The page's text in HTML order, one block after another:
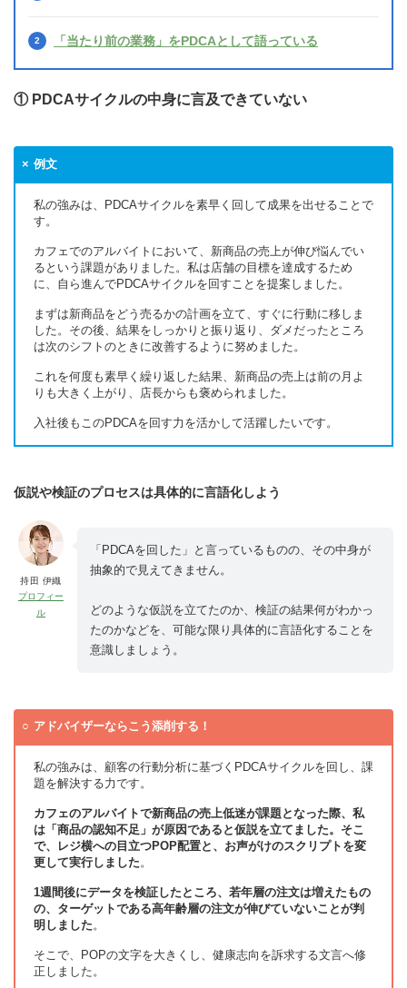
「当たり前の業務」をPDCAとして語っている
① PDCAサイクルの中身に言及できていない
例文
私の強みは、PDCAサイクルを素早く回して成果を出せることで
す。
カフェでのアルバイトにおいて、新商品の売上が伸び悩んでい
るという課題がありました。私は店舗の目標を達成するため
に、自ら進んでPDCAサイクルを回すことを提案しました。
まずは新商品をどう売るかの計画を立て、すぐに行動に移しま
した。その後、結果をしっかりと振り返り、ダメだったところ
は次のシフトのときに改善するように努めました。
これを何度も素早く繰り返した結果、新商品の売上は前の月よ
りも大きく上がり、店長からも褒められました。
入社後もこのPDCAを回す力を活かして活躍したいです。
仮説や検証のプロセスは具体的に言語化しよう
持田 伊織
プロフィー
ル
「PDCAを回した」と言っているものの、その中身が
抽象的で見えてきません。
どのような仮説を立てたのか、検証の結果何がわかっ
たのかなどを、可能な限り具体的に言語化することを
意識しましょう。
アドバイザーならこう添削する！
私の強みは、顧客の行動分析に基づくPDCAサイクルを回し、課
題を解決する力です。
カフェのアルバイトで新商品の売上低迷が課題となった際、私
は「商品の認知不足」が原因であると仮説を立てました。そこ
で、レジ横への目立つPOP配置と、お声がけのスクリプトを変
更して実行しました。
1週間後にデータを検証したところ、若年層の注文は増えたもの
の、ターゲットである高年齢層の注文が伸びていないことが判
明しました。
そこで、POPの文字を大きくし、健康志向を訴求する文言へ修
正しました。